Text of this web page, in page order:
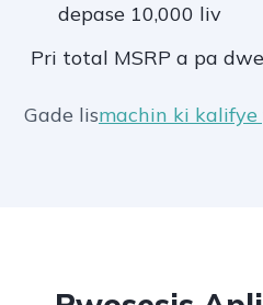
depase 10,000 liv
Pri total MSRP a pa
Gade lismachin ki